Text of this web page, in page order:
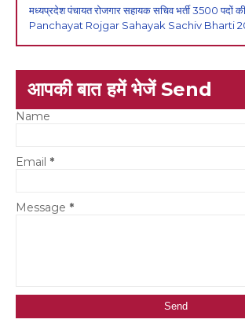
मध्यप्रदेश पंचायत रोजगार सहायक सचिव भर्ती 3500 पदों
Panchayat Rojgar Sahayak Sachiv Bharti
आपकी बात हमें भेजें Send
Name
Email *
Message *